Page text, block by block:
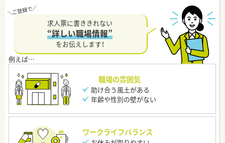
求人票に書ききれない
“詳しい職場情報”
をお伝えします！
職場の雰囲気
助け合う風土がある
年齢や性別の壁がない
ワークライフバランス